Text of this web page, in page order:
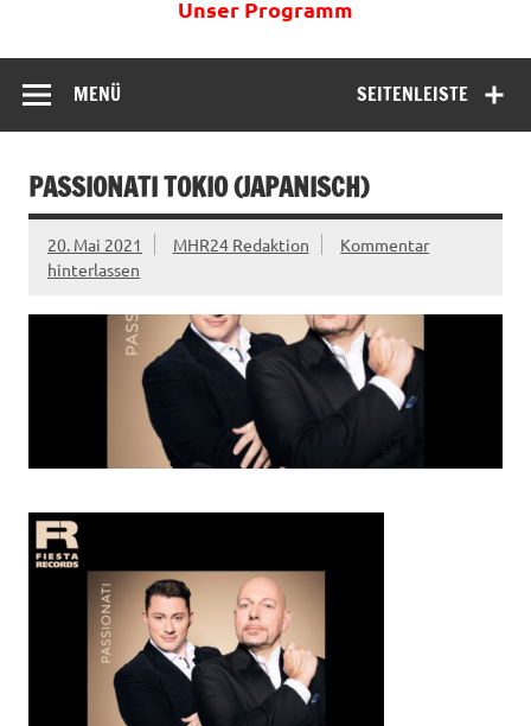
Unser Programm
SEITENLEISTE
MENÜ
PASSIONATI TOKIO (JAPANISCH)
20. Mai 2021 MHR24 Redaktion
Kommentar
hinterlassen